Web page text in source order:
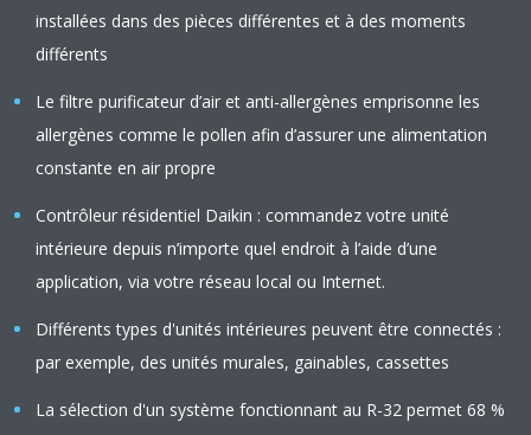
installées dans des pièces différentes et à des moments
différents
Le filtre purificateur d’air et anti-allergènes emprisonne les
allergènes comme le pollen afin d’assurer une alimentation
constante en air propre
Contrôleur résidentiel Daikin : commandez votre unité
intérieure depuis n’importe quel endroit à l’aide d’une
application, via votre réseau local ou Internet.
Différents types d'unités intérieures peuvent être connectés :
par exemple, des unités murales, gainables, cassettes
La sélection d'un système fonctionnant au R-32 permet 68 %